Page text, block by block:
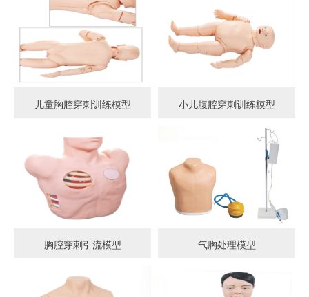
儿童胸腔穿刺训练模型 小儿腹腔穿刺训练模型
胸腔穿刺引流模型 气胸处理模型